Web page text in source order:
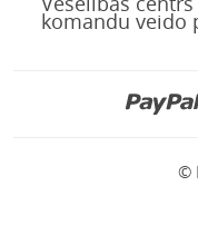
komandu veido
©